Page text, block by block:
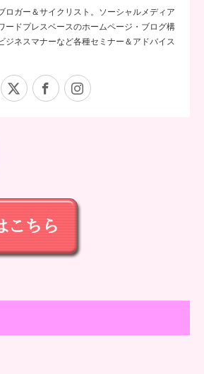
ロガー＆サイクリスト。ソーシャルメディア
ードプレスベースのホームページ・ブログ構
ジネスマナーなど各種セミナー＆アドバイス
Facebook